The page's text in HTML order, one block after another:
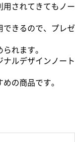
用されてきてもノー
できるので、プレゼ
れます。
ナルデザインノート
の商品です。